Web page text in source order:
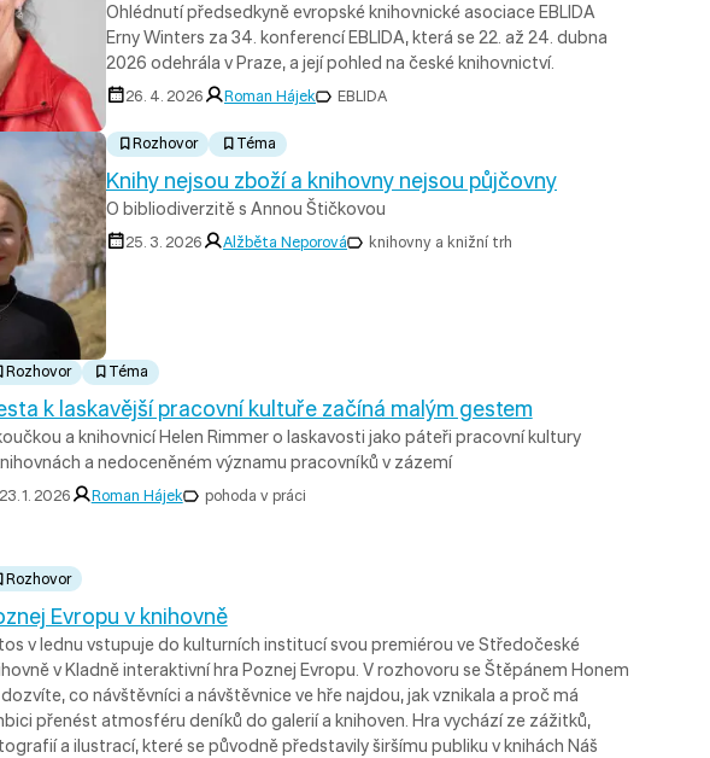
Ohlédnutí předsedkyně evropské knihovnické asociace EBLIDA
Erny Winters za 34. konferencí EBLIDA, která se 22. až 24. dubna
2026 odehrála v Praze, a její pohled na české knihovnictví.
26. 4. 2026 Roman Hájek EBLIDA
Rozhovor Téma
Knihy nejsou zboží a knihovny nejsou půjčovny
O bibliodiverzitě s Annou Štičkovou
25. 3. 2026 Alžběta Neporová knihovny a knižní trh
Rozhovor Téma
k laskavější pracovní kultuře začíná malým gestem
a knihovnicí Helen Rimmer o laskavosti jako páteři pracovní kultury
a nedoceněném významu pracovníků v zázemí
23. 1. 2026 Roman Hájek pohoda v práci
Rozhovor
Evropu v knihovně
v lednu vstupuje do kulturních institucí svou premiérou ve Středočeské
v Kladně interaktivní hra Poznej Evropu. V rozhovoru se Štěpánem Honem
co návštěvníci a návštěvnice ve hře najdou, jak vznikala a proč má
přenést atmosféru deníků do galerií a knihoven. Hra vychází ze zážitků,
a ilustrací, které se původně představily širšímu publiku v knihách Náš